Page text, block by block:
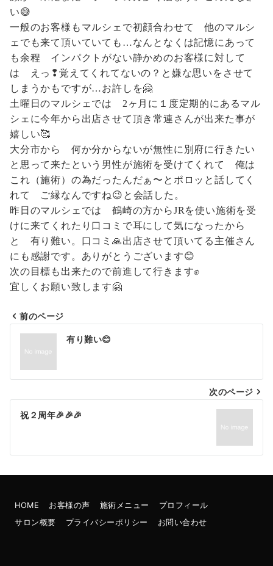
い😅
一般のお客様もマルシェで初顔合わせて 他のマルシ
ェでも来て頂いていても…なんとなくは記憶にあって
も余程 インパクトがない静かめのお客様に対して
は えっ❢覚えてくれてないの？と嫌な思いをさせて
しまうかもですが…お許しを🤗
土曜日のマルシェでは 2ヶ月に１度定期的にあるマル
シェに今年から出店させて頂き常連さんが出来た事が
嬉しい🥰
大分市から 何か分からないが無性に別府に行きたい
と思って来たという男性が施術を受けてくれて 俺は
これ（施術）の為だったんだぁ〜とポロッと話してく
れて ご縁なんですね😉と会話した。
昨日のマルシェでは 鶴崎の方からJRを使い施術を受
けに来てくれたり口コミで耳にして気になったから
と 有り難い。口コミ🙏出店させて頂いてる主催さん
にも感謝です。ありがとうございます😊
次の目標も出来たので前進して行きます✊
宜しくお願い致します🤗
投
ナ
ビ
ゲ
シ
ョ
ン
前のページ
有り難い😊
次のページ
祝２周年🎉🎉🎉
HOME お客様の声 施術メニュー
プロフィール
サロン概要
プライバシーポリシー お問い合わせ